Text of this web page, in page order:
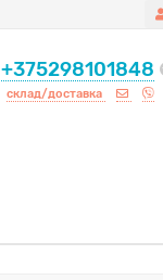
+375298101848
склад/доставка